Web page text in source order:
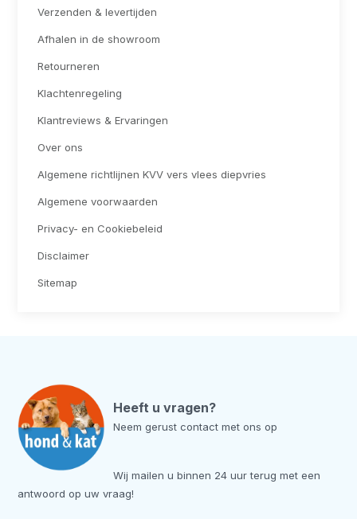
Verzenden & levertijden
Afhalen in de showroom
Retourneren
Klachtenregeling
Klantreviews & Ervaringen
Over ons
Algemene richtlijnen KVV vers vlees diepvries
Algemene voorwaarden
Privacy- en Cookiebeleid
Disclaimer
Sitemap
Heeft u vragen?
Neem gerust contact met ons op
Wij mailen u binnen 24 uur terug met een
antwoord op uw vraag!